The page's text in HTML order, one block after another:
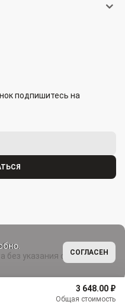
Корзина Профиль
3 648.00 ₽
Общая стоимость
подпишитесь на
без указания ссылки на
СОГЛАСЕН